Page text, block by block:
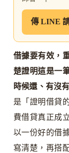
傳 LINE
借據要有效，
楚證明這是一
時候還、有沒
是「證明借貸
費借貸真正成
以一份好的借
寫清楚，再搭